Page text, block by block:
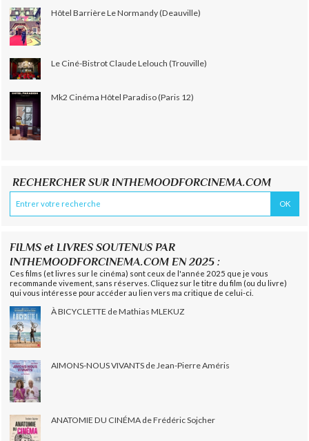
Hôtel Barrière Le Normandy (Deauville)
Le Ciné-Bistrot Claude Lelouch (Trouville)
Mk2 Cinéma Hôtel Paradiso (Paris 12)
RECHERCHER SUR INTHEMOODFORCINEMA.COM
FILMS et LIVRES SOUTENUS PAR
INTHEMOODFORCINEMA.COM EN 2025 :
Ces films (et livres sur le cinéma) sont ceux de l'année 2025 que je vous
recommande vivement, sans réserves. Cliquez sur le titre du film (ou du livre)
qui vous intéresse pour accéder au lien vers ma critique de celui-ci.
À BICYCLETTE de Mathias MLEKUZ
AIMONS-NOUS VIVANTS de Jean-Pierre Améris
ANATOMIE DU CINÉMA de Frédéric Sojcher